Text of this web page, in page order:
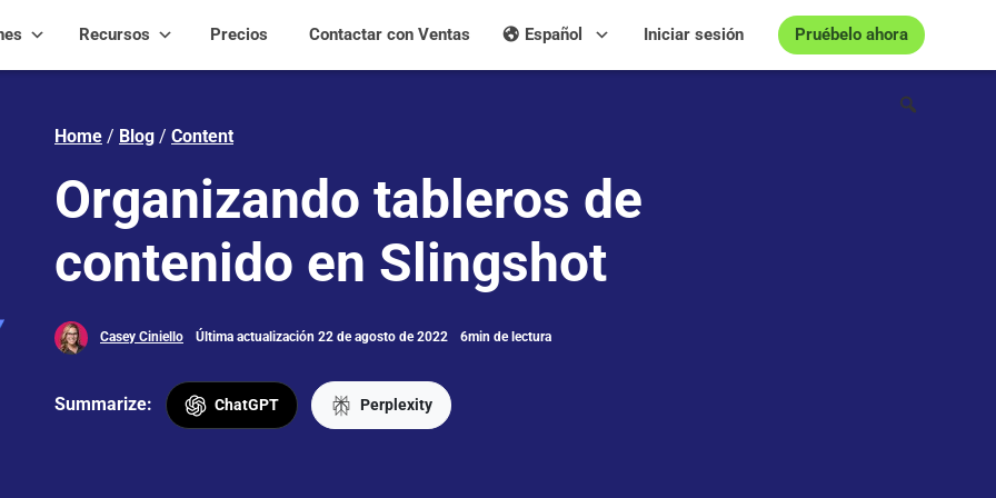
Recursos Precios Pruébelo ahora
Iniciar sesión
Español
Contactar con Ventas
Home / Blog / Content
Organizando tableros de
contenido en Slingshot
Casey Ciniello Última actualización 22 de agosto de 2022 6min de lectura
Summarize: ChatGPT Perplexity